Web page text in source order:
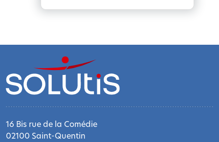
16 Bis rue de la Comédie
02100 Saint-Quentin